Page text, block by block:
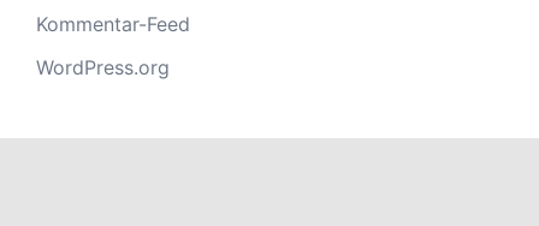
Kommentar-Feed
WordPress.org